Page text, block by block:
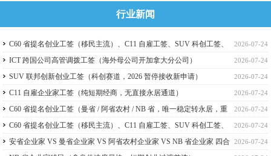
行业新闻
2026-07-24
C60 省提名创业工签（移民主流）、C11 自雇工签、SUV 科创工签、
ICT 跨国高管工签比较
2026-07-24
ICT 跨国公司高管调拨工签（海外母公司开加拿大分公司）
2026-07-24
SUV 联邦创新创业工签（科创赛道，2026 暂停接收新申请）
2026-07-24
C11 自雇企业家工签（纯短期经商，无直接永居通道）
2026-07-24
C60 省提名创业工签（曼省 / 阿省农村 / NB 省，唯一稳定转永居，重
点）
2026-07-24
C60 省提名创业工签（移民主流）、C11 自雇工签、SUV 科创工签、
ICT 跨国高管工签
2026-07-24
安省企业家 VS 曼省企业家 VS 阿省农村企业家 VS NB 省企业家 四合